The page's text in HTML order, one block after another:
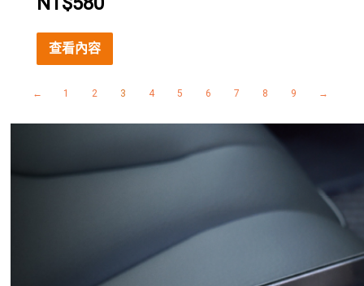
查看內容
← 1 2 3 4 5 6 7 8 9 →